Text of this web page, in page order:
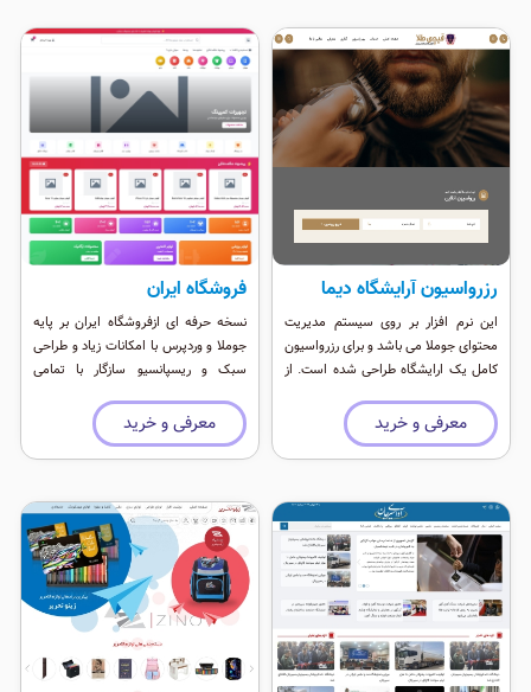
رزرواسیون آرایشگاه دیما
این نرم افزار بر روی سیستم مدیریت
محتوای جوملا می باشد و برای رزرواسیون
کامل یک ارایشگاه طراحی شده است. از
را پشتیبانی می کند.
معرفی و خرید
فروشگاه ایران
نسخه حرفه ای ازفروشگاه ایران بر پایه
جوملا و وردپرس با امکانات زیاد و طراحی
سبک و ریسپانسیو سازگار با تمامی
معرفی و خرید